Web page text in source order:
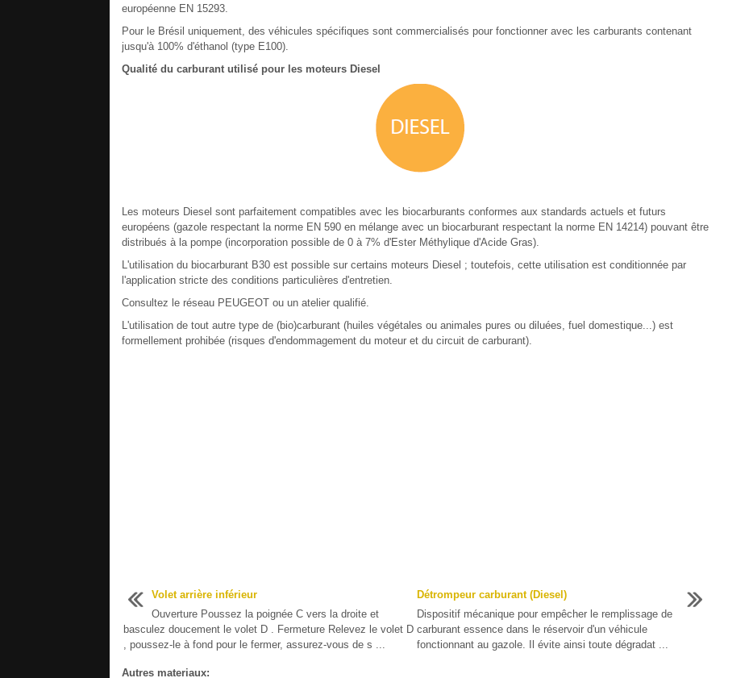
européenne EN 15293.
Pour le Brésil uniquement, des véhicules spécifiques sont commercialisés pour fonctionner avec les carburants contenant
jusqu'à 100% d'éthanol (type E100).
Qualité du carburant utilisé pour les moteurs Diesel
Les moteurs Diesel sont parfaitement compatibles avec les biocarburants conformes aux standards actuels et futurs
européens (gazole respectant la norme EN 590 en mélange avec un biocarburant respectant la norme EN 14214) pouvant être
distribués à la pompe (incorporation possible de 0 à 7% d'Ester Méthylique d'Acide Gras).
L'utilisation du biocarburant B30 est possible sur certains moteurs Diesel ; toutefois, cette utilisation est conditionnée par
l'application stricte des conditions particulières d'entretien.
Consultez le réseau PEUGEOT ou un atelier qualifié.
L'utilisation de tout autre type de (bio)carburant (huiles végétales ou animales pures ou diluées, fuel domestique...) est
formellement prohibée (risques d'endommagement du moteur et du circuit de carburant).
Volet arrière inférieur
Ouverture Poussez la poignée C vers la droite et
basculez doucement le volet D . Fermeture Relevez le volet D
, poussez-le à fond pour le fermer, assurez-vous de s ...
Détrompeur carburant (Diesel)
Dispositif mécanique pour empêcher le remplissage de
carburant essence dans le réservoir d'un véhicule
fonctionnant au gazole. Il évite ainsi toute dégradat ...
Autres materiaux: